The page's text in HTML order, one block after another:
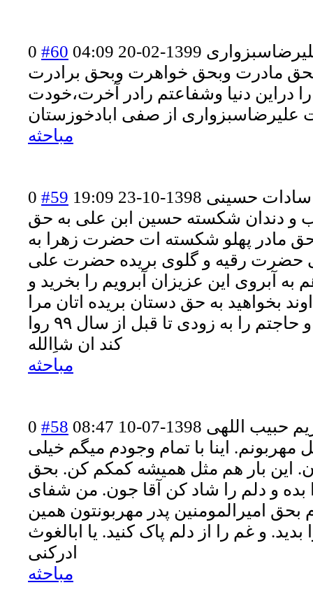
0 #60
1399-02-20 04:09
مادرت وبحق خواهرت وبحق برادرت
دراین دنیا وشفاعتم رادر آخرت،خودت
علیرضاسبزواری از صفی ابادخوزستان
مباحثه
0 #59 سادات حسینی 1398-10-23 19:09
و دندان شکسته حسین ابن علی به حق
مادر پهلو شکسته ات حضرت زهرا به
حضرت رقیه و گلوی بریده حضرت علی
آبروی این عزیزان آبرویم را بخرید و
بخواهید به حق دستان بریده اتان مرا
دست خالی برنگرداند و حاجتم را به زودی تا قبل از سال ۹۹ روا
کند ان شاِالله
مباحثه
0 #58 حبیب اللهی 1398-07-10 08:47
اینا با تمام وجودم میگم خیلی
این بار هم مثل همیشه کمکم کن. بحق
بده و دلم را شاد کن آقا جون. من شفای
بحق امیرالمومنین پدر مهربونتون همین
و غم را از دلم پاک کنید. یا ابالغوث
ادرکنی
مباحثه